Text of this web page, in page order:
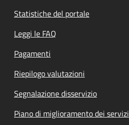
Statistiche del portale
Leggi le FAQ
Pagamenti
Riepilogo valutazioni
Segnalazione disservizio
Piano di miglioramento dei servizi